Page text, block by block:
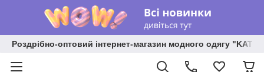
Роздрібно-оптовий інтернет-магазин модного одягу